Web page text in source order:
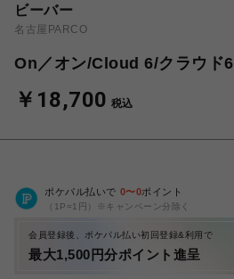
ビーバー
名古屋PARCO
On／オン/Cloud 6/クラウド6
￥18,700 税込
ポケパル払いで 0〜0ポイント
（1P=1円）※キャンペーン分除く
会員登録後、ポケパル払い初回登録&利用で
最大1,500円分ポイント進呈